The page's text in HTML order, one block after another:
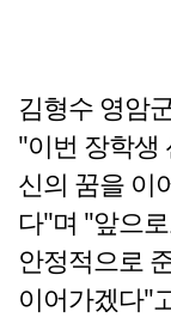
김형수 영암
"이번 장학생
신의 꿈을 이
다"며 "앞으
안정적으로
이어가겠다"